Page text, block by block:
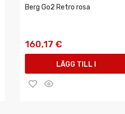
Berg Go2 Retro rosa
160,17 €
LÄGG TILL I
VARUKORGEN